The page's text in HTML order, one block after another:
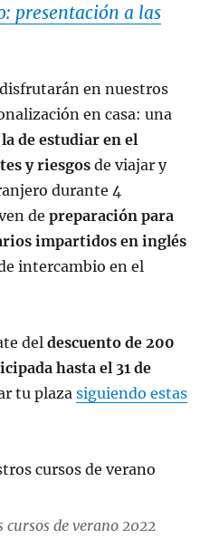
presentación a las
en nuestros
en casa: una
de estudiar en el
y riesgos de viajar y
durante 4
depreparación para
impartidos en inglés
intercambio en el
deldescuento de 200
hasta el 31 de
tu plazasiguiendo estas
de verano 2022